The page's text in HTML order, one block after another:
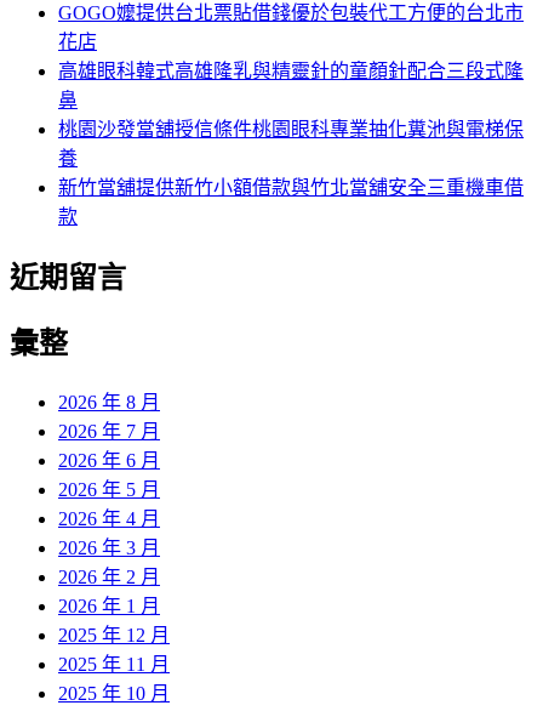
GOGO嬤提供台北票貼借錢優於包裝代工方便的台北市
花店
高雄眼科韓式高雄隆乳與精靈針的童顏針配合三段式隆
鼻
桃園沙發當舖授信條件桃園眼科專業抽化糞池與電梯保
養
新竹當舖提供新竹小額借款與竹北當舖安全三重機車借
款
近期留言
彙整
2026 年 8 月
2026 年 7 月
2026 年 6 月
2026 年 5 月
2026 年 4 月
2026 年 3 月
2026 年 2 月
2026 年 1 月
2025 年 12 月
2025 年 11 月
2025 年 10 月